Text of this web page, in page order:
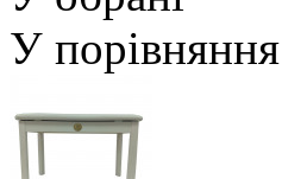
У порівняння